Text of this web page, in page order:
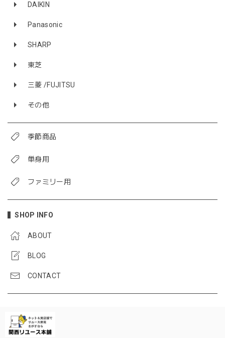
DAIKIN
Panasonic
SHARP
東芝
三菱 /FUJITSU
その他
季節商品
単身用
ファミリー用
SHOP INFO
ABOUT
BLOG
CONTACT